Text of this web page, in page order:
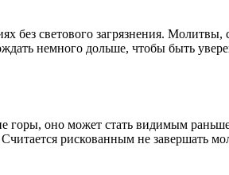
светового загрязнения.
немного дольше, чтобы быть
горы, оно может стать видимым
рискованным не завершать